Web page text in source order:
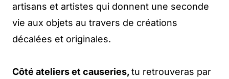
artisans et artistes qui donnent une seconde
vie aux objets au travers de créations
décalées et originales.
Côté ateliers et causeries,tu retrouveras par